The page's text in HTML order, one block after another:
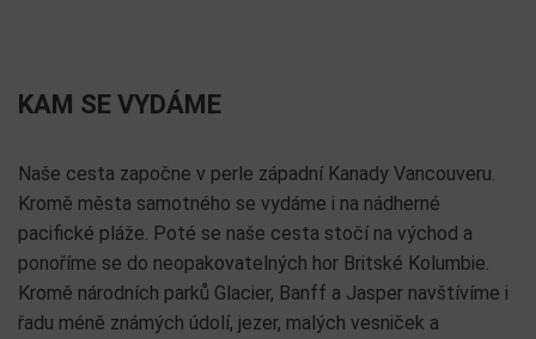
KAM SE VYDÁME
Naše cesta započne v perle západní Kanady Vancouveru.
Kromě města samotného se vydáme i na nádherné
pacifické pláže. Poté se naše cesta stočí na východ a
ponoříme se do neopakovatelných hor Britské Kolumbie.
Kromě národních parků Glacier, Banff a Jasper navštívíme i
řadu méně známých údolí, jezer, malých vesniček a